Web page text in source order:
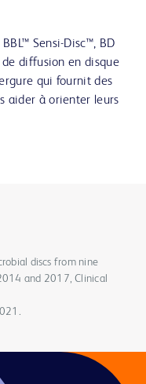
Sensi-Disc™, BD
diffusion en disque
qui fournit des
aider à orienter leurs
discs from nine
and 2017, Clinical